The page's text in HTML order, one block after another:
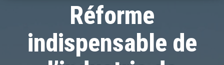
Réforme
indispensable de